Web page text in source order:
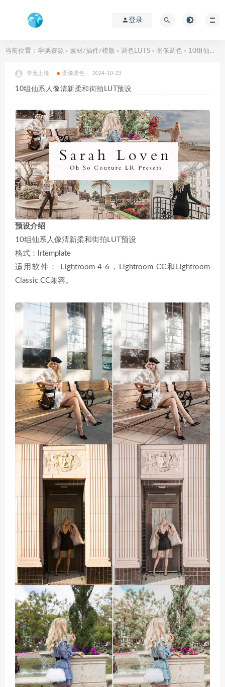
登录
当前位置： 学驰资源 > 素材/插件/模版 > 调色LUTS > 图像调色 > 10组仙系人像清新柔和街拍LUT预设
学无止境 图像调色 2024-10-23
10组仙系人像清新柔和街拍LUT预设
预设介绍
10组仙系人像清新柔和街拍LUT预设
格式：lrtemplate
适用软件： Lightroom 4-6，Lightroom CC和Lightroom
Classic CC兼容。